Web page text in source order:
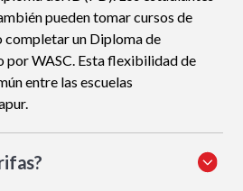
pueden tomar cursos de
completar un Diploma de
WASC. Esta flexibilidad de
entre las escuelas